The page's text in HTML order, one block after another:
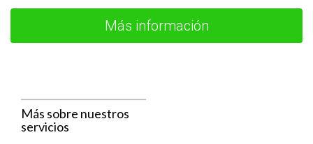
asegurar que obtengas lo mejor para ti.
La doble imposición ocurre cuando una persona o entidad es
gravada por el mismo ingreso o ganancia en más de un país.
Más información
Más sobre nuestros
servicios